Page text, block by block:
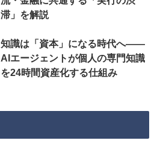
滞」を解説
知識は「資本」になる時代へ——
AIエージェントが個人の専門知識
を24時間資産化する仕組み